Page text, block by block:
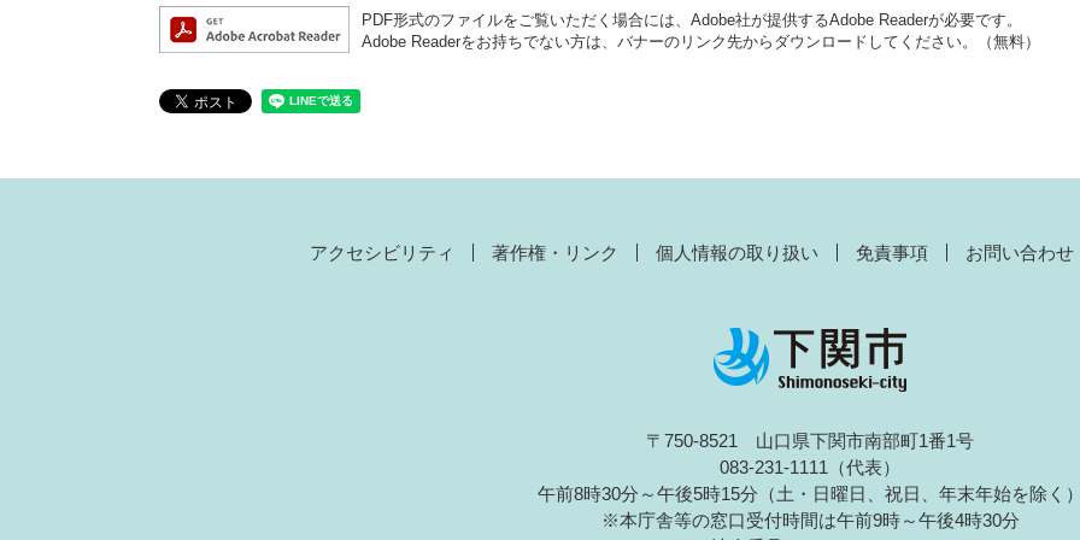
PDF形式のファイルをご覧いただく場合には、Adobe社が提供するAdobe Readerが必要です。
Adobe Readerをお持ちでない方は、バナーのリンク先からダウンロードしてください。（無料）
アクセシビリティ 著作権・リンク 個人情報の取り扱い 免責事項 お問い合わせ
〒750-8521 山口県下関市南部町1番1号
083-231-1111（代表）
午前8時30分～午後5時15分（土・日曜日、祝日、年末年始を除く）
※本庁舎等の窓口受付時間は午前9時～午後4時30分